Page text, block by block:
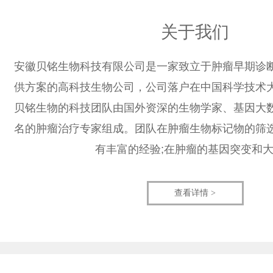
关于我们
安徽贝铭生物科技有限公司是一家致立于肿瘤早期诊
供方案的高科技生物公司，公司落户在中国科学技术
贝铭生物的科技团队由国外资深的生物学家、基因大
名的肿瘤治疗专家组成。团队在肿瘤生物标记物的筛
有丰富的经验;在肿瘤的基因突变和
查看详情 >